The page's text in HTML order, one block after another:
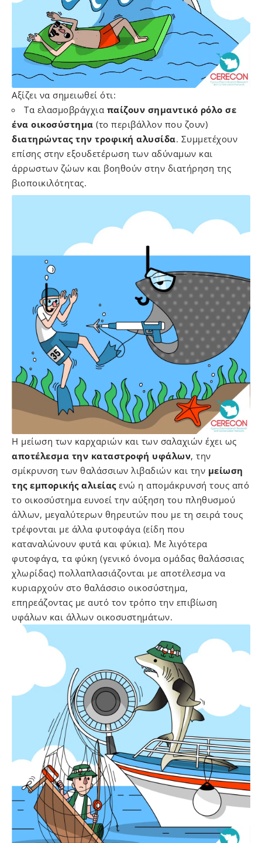
Αξίζει να σημειωθεί ότι:
Τα ελασμοβράγχια παίζουν σημαντικό ρόλο σε
ένα οικοσύστημα (το περιβάλλον που ζουν)
διατηρώντας την τροφική αλυσίδα. Συμμετέχουν
επίσης στην εξουδετέρωση των αδύναμων και
άρρωστων ζώων και βοηθούν στην διατήρηση της
βιοποικιλότητας.
H μείωση των καρχαριών και των σαλαχιών έχει ως
αποτέλεσμα την καταστροφή υφάλων, την
σμίκρυνση των θαλάσσιων λιβαδιών και την μείωση
της εμπορικής αλιείαςενώ η απομάκρυνσή τους από
το οικοσύστημα ευνοεί την αύξηση του πληθυσμού
άλλων, μεγαλύτερων θηρευτών που με τη σειρά τους
τρέφονται με άλλα φυτοφάγα (είδη που
καταναλώνουν φυτά και φύκια). Με λιγότερα
φυτοφάγα, τα φύκη (γενικό όνομα ομάδας θαλάσσιας
χλωρίδας) πολλαπλασιάζονται με αποτέλεσμα να
κυριαρχούν στο θαλάσσιο οικοσύστημα,
επηρεάζοντας με αυτό τον τρόπο την επιβίωση
υφάλων και άλλων οικοσυστημάτων.